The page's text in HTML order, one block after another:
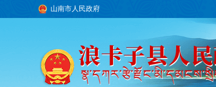
山南市人民政府